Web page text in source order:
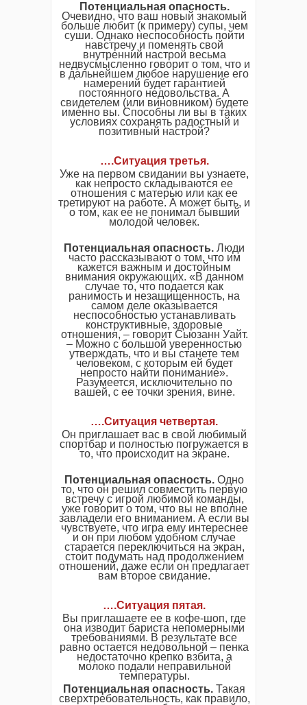
Потенциальная опасность.
Очевидно, что ваш новый знакомый
больше любит (к примеру) супы, чем
суши. Однако неспособность пойти
навстречу и поменять свой
внутренний настрой весьма
недвусмысленно говорит о том, что и
в дальнейшем любое нарушение его
намерений будет гарантией
постоянного недовольства. А
свидетелем (или виновником) будете
именно вы. Способны ли вы в таких
условиях сохранять радостный и
позитивный настрой?
….Ситуация третья.
Уже на первом свидании вы узнаете,
как непросто складываются ее
отношения с матерью или как ее
третируют на работе. А может быть, и
о том, как ее не понимал бывший
молодой человек.
Потенциальная опасность. Люди
часто рассказывают о том, что им
кажется важным и достойным
внимания окружающих. «В данном
случае то, что подается как
ранимость и незащищенность, на
самом деле оказывается
неспособностью устанавливать
конструктивные, здоровые
отношения, – говорит Сьюзанн Уайт.
– Можно с большой уверенностью
утверждать, что и вы станете тем
человеком, с которым ей будет
непросто найти понимание».
Разумеется, исключительно по
вашей, с ее точки зрения, вине.
….Ситуация четвертая.
Он приглашает вас в свой любимый
спортбар и полностью погружается в
то, что происходит на экране.
Потенциальная опасность. Одно
то, что он решил совместить первую
встречу с игрой любимой команды,
уже говорит о том, что вы не вполне
завладели его вниманием. А если вы
чувствуете, что игра ему интереснее
и он при любом удобном случае
старается переключиться на экран,
стоит подумать над продолжением
отношений, даже если он предлагает
вам второе свидание.
….Ситуация пятая.
Вы приглашаете ее в кoфе-шоп, где
она изводит бариста непомерными
требованиями. В результате все
равно остается недовольной – пенка
недостаточно крепко взбита, а
молоко подали неправильной
температуры.
Потенциальная опасность. Такая
сверхтребовательность, как правило,